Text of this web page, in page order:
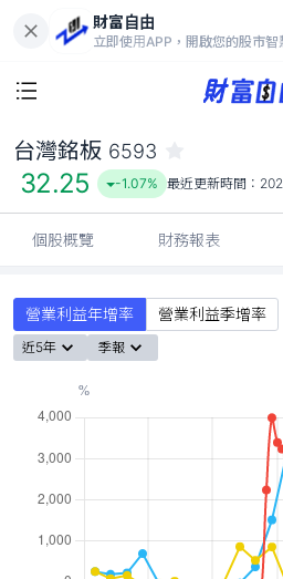
財富自由
立即使用APP，開啟您的股市智
32.25
-1.07%
台灣銘板 6593
32.25 -1.07% 最近更新時間：
個股概覽 財務報表
營業利益年增率 營業利益季增率
近5年 季報